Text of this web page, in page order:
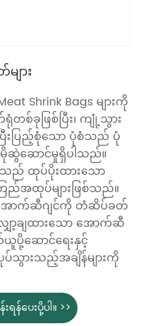
ျား
Shrink Bags များကို
ခုဖြစ်ပြီး၊ ကျုံ့သွား
းပြည့်စုံသော ပုံစံသည် ပုံ
ဆွဲဆောင်မှုရှိပါသည်။
သည် ထုပ်ပိုးထားသော
အထုပ်များဖြစ်သည်။
ောက်ဆီဂျင်ကို တံဆိပ်ခတ်
ော့ချထားသော အောက်ဆီ
ပို့ဆောင်ရေးနှင့်
သွားသည့်အချိန်များကို
းရန်ပေးပို့ပါ။ >>